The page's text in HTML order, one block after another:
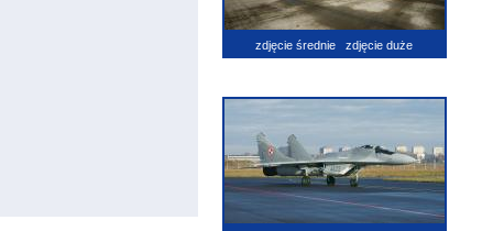
zdjęcie średnie zdjęcie duże